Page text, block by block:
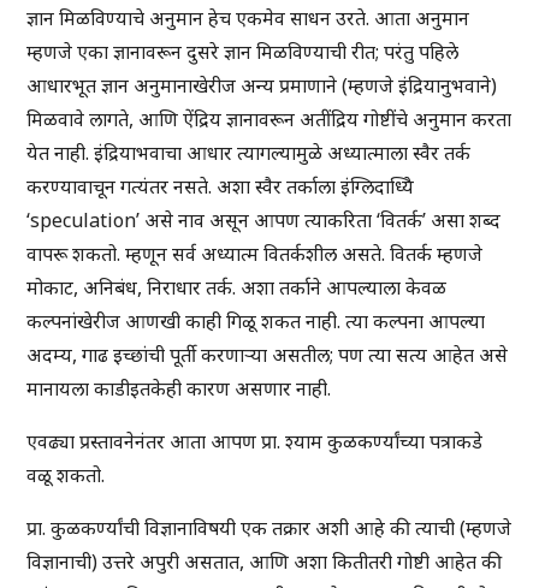
ज्ञान मिळविण्याचे अनुमान हेच एकमेव साधन उरते. आता अनुमान
म्हणजे एका ज्ञानावरून दुसरे ज्ञान मिळविण्याची रीत; परंतु पहिले
आधारभूत ज्ञान अनुमानाखेरीज अन्य प्रमाणाने (म्हणजे इंद्रियानुभवाने)
मिळवावे लागते, आणि ऐंद्रिय ज्ञानावरून अतींद्रिय गोष्टींचे अनुमान करता
येत नाही. इंद्रियाभवाचा आधार त्यागल्यामुळे अध्यात्माला स्वैर तर्क
करण्यावाचून गत्यंतर नसते. अशा स्वैर तर्काला इंग्लिदाध्येि
‘speculation’ असे नाव असून आपण त्याकरिता ‘वितर्क’ असा शब्द
वापरू शकतो. म्हणून सर्व अध्यात्म वितर्कशील असते. वितर्क म्हणजे
मोकाट, अनिबंध, निराधार तर्क. अशा तर्काने आपल्याला केवळ
कल्पनांखेरीज आणखी काही गिळू शकत नाही. त्या कल्पना आपल्या
अदम्य, गाढ इच्छांची पूर्ती करणार्‍या असतील; पण त्या सत्य आहेत असे
मानायला काडीइतकेही कारण असणार नाही.
एवढ्या प्रस्तावनेनंतर आता आपण प्रा. श्याम कुळकर्ण्यांच्या पत्राकडे
वळू शकतो.
प्रा. कुळकर्ण्यांची विज्ञानाविषयी एक तक्रार अशी आहे की त्याची (म्हणजे
विज्ञानाची) उत्तरे अपुरी असतात, आणि अशा कितीतरी गोष्टी आहेत की